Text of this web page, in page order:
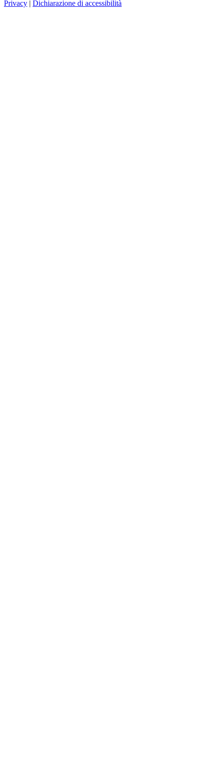
Privacy | Dichiarazione di accessibilità